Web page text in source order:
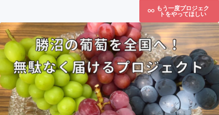
もう一度プロジェク
トをやってほしい